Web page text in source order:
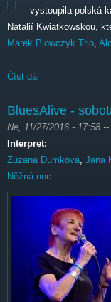
vystoupila polská
Natalií Kwiatkowskou,
Marek Piowczyk Trio
Číst dál
BluesAlive -
Ne, 11/27/2016 - 17:58 --
Interpret:
Zuzana Dumková Jana
Něžná noc